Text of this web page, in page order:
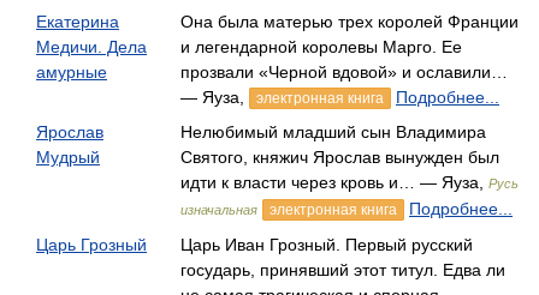
Екатерина
Медичи. Дела
амурные
Она была матерью трех королей Франции
и легендарной королевы Марго. Ее
прозвали «Черной вдовой» и ославили…
— Яуза,
электронная книга
Подробнее...
Ярослав
Мудрый
Нелюбимый младший сын Владимира
Святого, княжич Ярослав вынужден был
идти к власти через кровь и… — Яуза,
Русь
изначальная
электронная книга
Подробнее...
Царь Грозный
Царь Иван Грозный. Первый русский
государь, принявший этот титул. Едва ли